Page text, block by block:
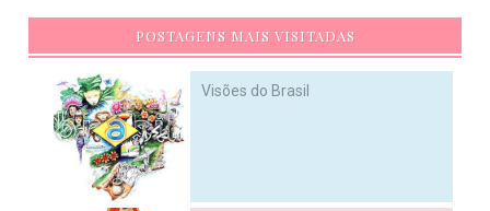
POSTAGENS MAIS VISITADAS
Visões do Brasil